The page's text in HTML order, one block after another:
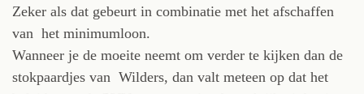
Zeker als dat gebeurt in combinatie met het afschaffen
van het minimumloon.
Wanneer je de moeite neemt om verder te kijken dan de
stokpaardjes van Wilders, dan valt meteen op dat het